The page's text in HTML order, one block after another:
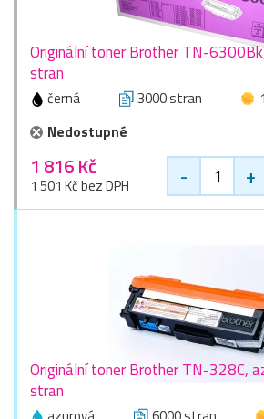
Originální toner Brother TN-
stran
černá 3000 stran
Nedostupné
1 816 Kč
1 501 Kč bez DPH - +
Originální toner Brother TN-328C,
stran